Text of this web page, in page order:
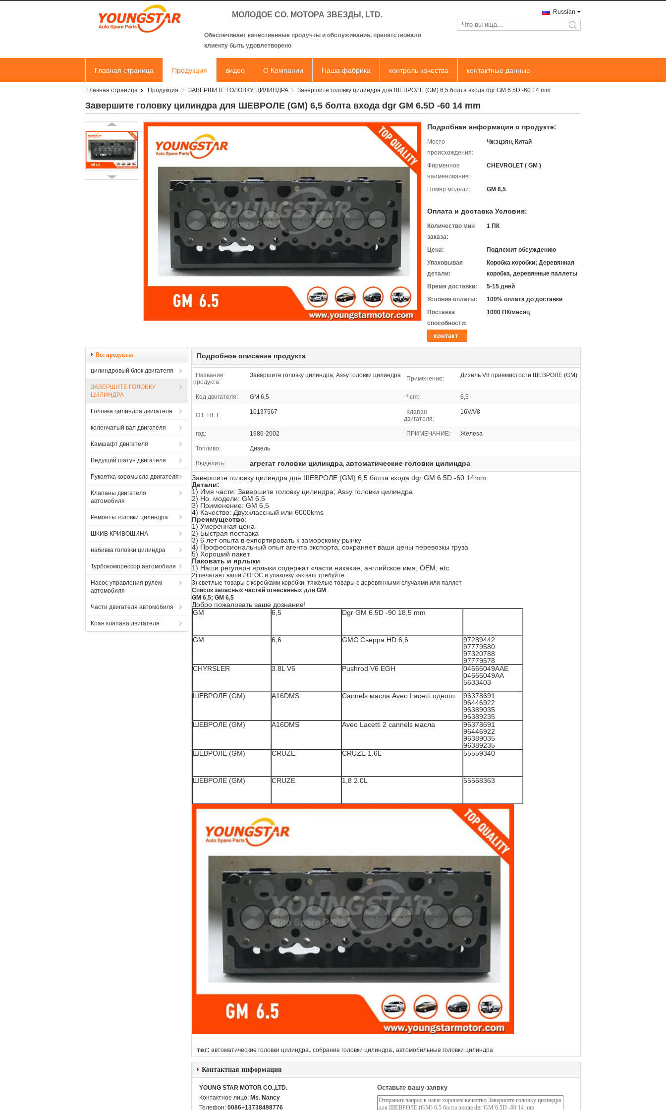
МОЛОДОЕ CO. МОТОРА ЗВЕЗДЫ, LTD.
Обеспечивает качественные продучты и обслуживание, препятствовало
клиенту быть удовлетворено
Russian
search
Главная страница Продукция видео О Компании Наша фабрика контроль качества контактные данные
Отправить запрос
Главная страница Продукция ЗАВЕРШИТЕ ГОЛОВКУ ЦИЛИНДРА Завершите головку цилиндра для ШЕВРОЛЕ (GM) 6,5 болта входа dgr GM 6.5D -60 14 mm
Завершите головку цилиндра для ШЕВРОЛЕ (GM) 6,5 болта входа dgr GM 6.5D -60 14 mm
Подробная информация о продукте:
Место
происхождения:
Чжэцзян, Китай
Фирменное
наименование:
CHEVROLET ( GM )
Номер модели: GM 6,5
Оплата и доставка Условия:
Количество мин
заказа:
1 ПК
Цена:
Подлежит обсуждению
Упаковывая
детали:
Коробка коробки; Деревянная
коробка, деревянные паллеты
Время доставки:
5-15 дней
Условия оплаты:
100% оплата до доставки
Поставка
способности:
1000 ПК/месяц
контакт
Все продукты
цилиндровый блок двигателя
ЗАВЕРШИТЕ ГОЛОВКУ
ЦИЛИНДРА
Головка цилиндра двигателя
коленчатый вал двигателя
Камшафт двигателя
Ведущий шатун двигателя
Рукоятка коромысла двигателя
Клапаны двигателя
автомобиля
Ремонты головки цилиндра
ШКИВ КРИВОШИНА
набивка головки цилиндра
Турбокомпрессор автомобиля
Насос управления рулем
автомобиля
Части двигателя автомобиля
Кран клапана двигателя
Подробное описание продукта
Название
продукта:
Завершите головку цилиндра; Assy головки цилиндра Применение: Дизель V8 приемистости ШЕВРОЛЕ (GM)
Код двигателя: GM 6,5 ³ cm: 6,5
O.E НЕТ.: 10137567
Клапан
двигателя:
16V/V8
год: 1986-2002 ПРИМЕЧАНИЕ: Железа
Топливо: Дизель
Выделить: агрегат головки цилиндра, автоматические головки цилиндра
Завершите головку цилиндра для ШЕВРОЛЕ (GM) 6,5 болта входа dgr GM 6.5D -60 14mm
Детали:
1) Имя части: Завершите головку цилиндра; Assy головки цилиндра
2) Но. модели: GM 6,5
3) Применение: GM 6,5
4) Качество: Двухклассный или 6000kms
Преимущество:
1) Умеренная цена
2) Быстрая поставка
3) 6 лет опыта в ехпортировать к заморскому рынку
4) Профессиональный опыт агента экспорта, сохраняет ваши цены перевозкы груза
5) Хороший пакет
Паковать и ярлыки
1) Наши регулярн ярлыки содержат «части никакие, английское имя, OEM, etc.
2) печатает ваши ЛОГОС и упаковку как ваш требуйте
3) светлые товары с коробками коробки, тяжелые товары с деревянными случаями или паллет
Список запасных частей отнесенных для GM
GM 6,5; GM 6,5
Добро пожаловать ваше дознание!
GM
6,5 Dgr GM 6.5D -90 18,5 mm
GM 6,6 GMC Сьерра HD 6,6
97289442
97779580
97320788
97779578
CHYRSLER
3.8L V6 Pushrod V6 EGH
04666049AAE
04666049AA
5633403
ШЕВРОЛЕ (GM)
A16DMS Cannels масла Aveo Lacetti одного
96378691
96446922
96389035
96389235
ШЕВРОЛЕ (GM)
A16DMS Aveo Lacetti 2 cannels масла
96378691
96446922
96389035
96389235
ШЕВРОЛЕ (GM)
CRUZE CRUZE 1.6L 55559340
ШЕВРОЛЕ (GM) CRUZE 1,8 2.0L 55568363
тег: автоматические головки цилиндра, собрание головки цилиндра, автомобильные головки цилиндра
Контактная информация
YOUNG STAR MOTOR CO.,LTD.
Контактное лицо: Ms. Nancy
Телефон: 0086+13738498776
Оставьте вашу заявку